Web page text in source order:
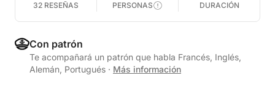
32 RESEÑAS PERSONAS DURACIÓN
Con patrón
Te acompañará un patrón que habla Francés, Inglés,
Alemán, Portugués · Más información